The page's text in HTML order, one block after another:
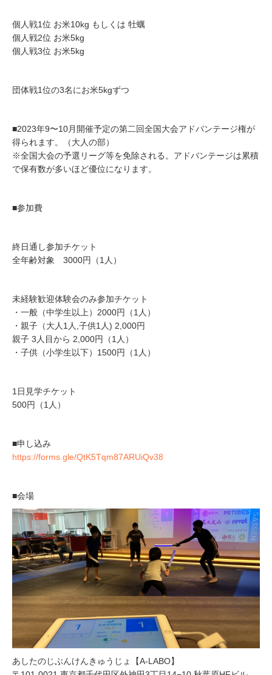
個人戦1位 お米10kg もしくは 牡蠣
個人戦2位 お米5kg
個人戦3位 お米5kg
団体戦1位の3名にお米5kgずつ
■2023年9〜10月開催予定の第二回全国大会アドバンテージ権が
得られます。（大人の部）
※全国大会の予選リーグ等を免除される。アドバンテージは累積
で保有数が多いほど優位になります。
■参加費
終日通し参加チケット
全年齢対象 3000円（1人）
未経験歓迎体験会のみ参加チケット
・一般（中学生以上）2000円（1人）
・親子（大人1人,子供1人) 2,000円
親子 3人目から 2,000円（1人）
・子供（小学生以下）1500円（1人）
1日見学チケット
500円（1人）
■申し込み
https://forms.gle/QtK5Tqm87ARUiQv38
■会場
あしたのじぶんけんきゅうじょ【A-LABO】